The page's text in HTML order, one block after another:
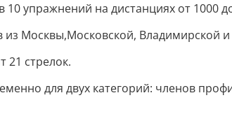
упражнений на дистанциях от 1000
из Москвы,Московской, Владимирской
21 стрелок.
для двух категорий: членов